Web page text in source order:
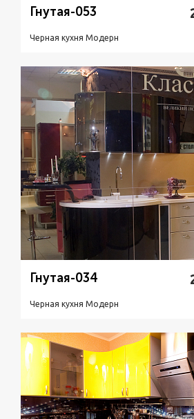
Гнутая-053
Черная кухня Модерн
Подробнее
Гнутая-034
Черная кухня Модерн
Подробнее